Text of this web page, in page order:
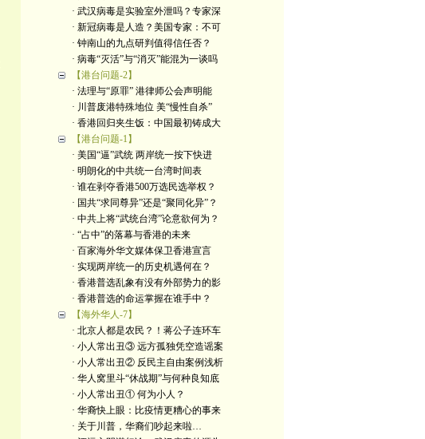
· 武汉病毒是实验室外泄吗？专家深
· 新冠病毒是人造？美国专家：不可
· 钟南山的九点研判值得信任否？
· 病毒“灭活”与“消灭”能混为一谈吗
【港台问题-2】
· 法理与“原罪” 港律师公会声明能
· 川普废港特殊地位 美“慢性自杀”
· 香港回归夹生饭：中国最初铸成大
【港台问题-1】
· 美国“逼”武统 两岸统一按下快进
· 明朗化的中共统一台湾时间表
· 谁在剥夺香港500万选民选举权？
· 国共“求同尊异”还是“聚同化异”？
· 中共上将“武统台湾”论意欲何为？
· “占中”的落幕与香港的未来
· 百家海外华文媒体保卫香港宣言
· 实现两岸统一的历史机遇何在？
· 香港普选乱象有没有外部势力的影
· 香港普选的命运掌握在谁手中？
【海外华人-7】
· 北京人都是农民？！蒋公子连环车
· 小人常出丑③ 远方孤独凭空造谣案
· 小人常出丑② 反民主自由案例浅析
· 华人窝里斗“休战期”与何种良知底
· 小人常出丑① 何为小人？
· 华裔快上眼：比疫情更糟心的事来
· 关于川普，华裔们吵起来啦…